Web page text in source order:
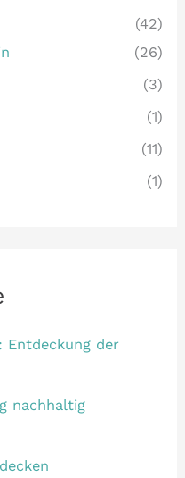
(42)
(26)
(3)
(1)
(11)
(1)
Entdeckung der
nachhaltig